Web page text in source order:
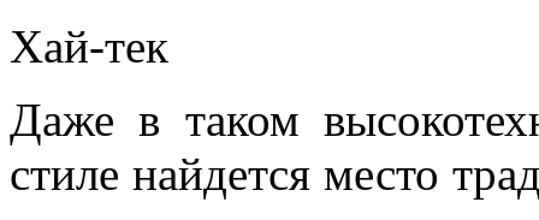
Хай-тек
Даже в таком
стиле найдется место